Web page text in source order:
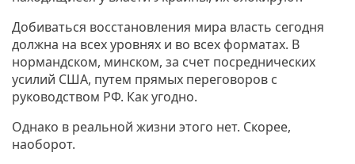
Добиваться восстановления мира власть сегодня
должна на всех уровнях и во всех форматах. В
нормандском, минском, за счет посреднических
усилий США, путем прямых переговоров с
руководством РФ. Как угодно.
Однако в реальной жизни этого нет. Скорее,
наоборот.